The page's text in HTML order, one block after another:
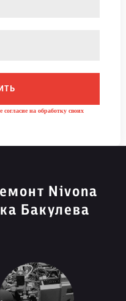
на обработку своих
Nivona
Бакулева